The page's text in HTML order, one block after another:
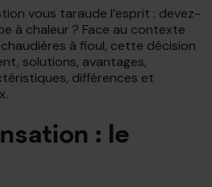
vous taraude l’esprit : devez-
à chaleur ? Face au contexte
à fioul, cette décision
solutions, avantages,
différences et
: le